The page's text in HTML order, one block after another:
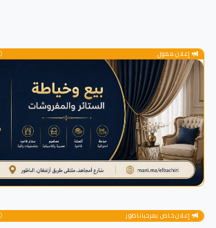
إعلان ممول
إعلان خاص بمرحباناظور